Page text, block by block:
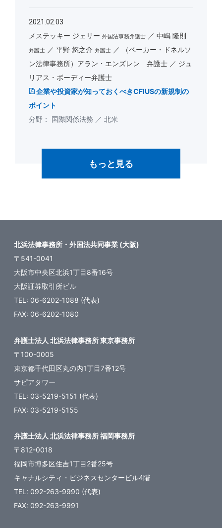
2021.02.03
メステッキー ジェリー 外国法事務弁護士 中嶋 隆則
弁護士 平野 悠之介 弁護士
（ベーカー・ドネルソ
ン法律事務所）アラン・エンズレン 弁護士
ジュ
リアス・ボーディー弁護士
企業や投資家が知っておくべきCFIUSの新規制の
ポイント
国際関係法務
北米
もっと見る
北浜法律事務所・外国法共同事業 (大阪)
〒541-0041
大阪市中央区北浜1丁目8番16号
大阪証券取引所ビル
TEL: 06-6202-1088 (代表)
FAX: 06-6202-1080
弁護士法人 北浜法律事務所 東京事務所
〒100-0005
東京都千代田区丸の内1丁目7番12号
サピアタワー
TEL: 03-5219-5151 (代表)
FAX: 03-5219-5155
弁護士法人 北浜法律事務所 福岡事務所
〒812-0018
福岡市博多区住吉1丁目2番25号
キャナルシティ・ビジネスセンタービル4階
TEL: 092-263-9990 (代表)
FAX: 092-263-9991